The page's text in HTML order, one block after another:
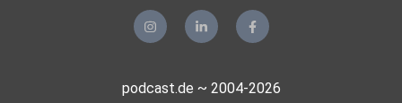
podcast.de ~ 2004-2026